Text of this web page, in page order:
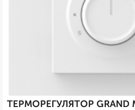
ТЕРМОРЕГУЛЯТОР GRAND